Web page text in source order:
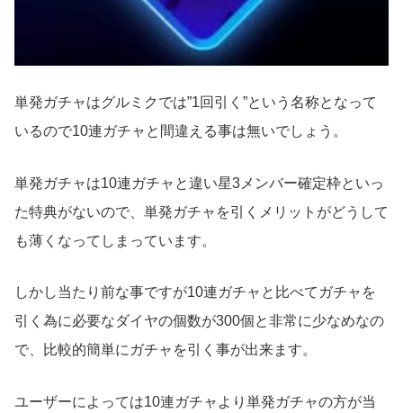
単発ガチャはグルミクでは”1回引く”という名称となって
いるので10連ガチャと間違える事は無いでしょう。
単発ガチャは10連ガチャと違い星3メンバー確定枠といっ
た特典がないので、単発ガチャを引くメリットがどうして
も薄くなってしまっています。
しかし当たり前な事ですが10連ガチャと比べてガチャを
引く為に必要なダイヤの個数が300個と非常に少なめなの
で、比較的簡単にガチャを引く事が出来ます。
ユーザーによっては10連ガチャより単発ガチャの方が当